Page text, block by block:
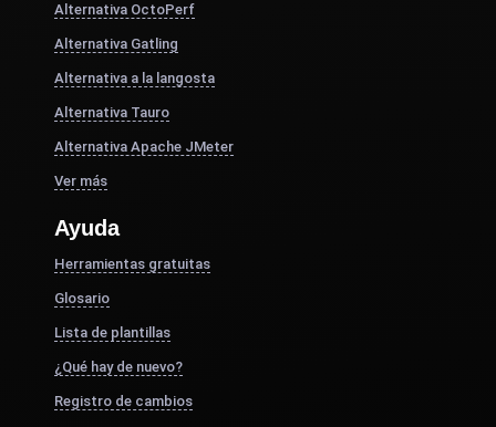
Alternativa OctoPerf
Alternativa Gatling
Alternativa a la langosta
Alternativa Tauro
Alternativa Apache JMeter
Ver más
Ayuda
Herramientas gratuitas
Glosario
Lista de plantillas
¿Qué hay de nuevo?
Registro de cambios